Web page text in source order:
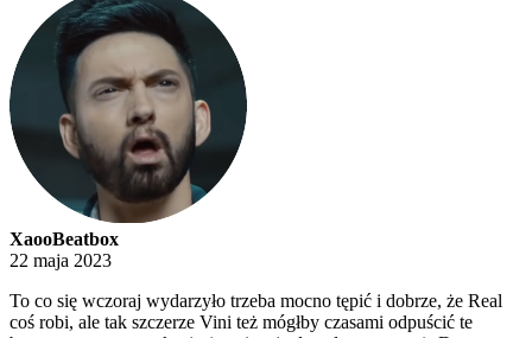
XaooBeatbox
22 maja 2023
To co się wczoraj wydarzyło trzeba mocno tępić i dobrze, że Real
coś robi, ale tak szczerze Vini też mógłby czasami odpuścić te